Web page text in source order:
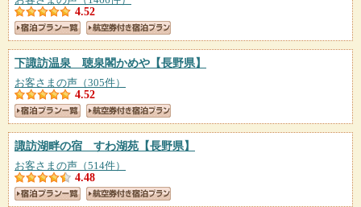
4.52
下諏訪温泉 聴泉閣かめや 【長野県】
お客さまの声（305件）
4.52
諏訪湖畔の宿 すわ湖苑 【長野県】
お客さまの声（514件）
4.48